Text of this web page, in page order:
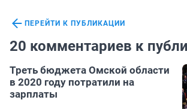
ПЕРЕЙТИ К ПУБЛИКАЦИИ
20 комментариев к
Треть бюджета Омской области
в 2020 году потратили на
зарплаты